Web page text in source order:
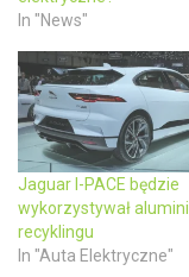
n
e
w
i
n
d
o
w
)
w
w
i
n
d
o
w
)
In "News"
Jaguar I-PACE będzie
wykorzystywał
recyklingu
In "Auta Elektryczne"